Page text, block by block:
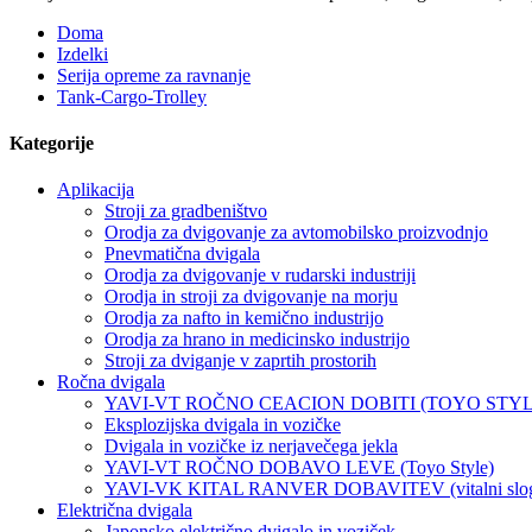
Doma
Izdelki
Serija opreme za ravnanje
Tank-Cargo-Trolley
Kategorije
Aplikacija
Stroji za gradbeništvo
Orodja za dvigovanje za avtomobilsko proizvodnjo
Pnevmatična dvigala
Orodja za dvigovanje v rudarski industriji
Orodja in stroji za dvigovanje na morju
Orodja za nafto in kemično industrijo
Orodja za hrano in medicinsko industrijo
Stroji za dviganje v zaprtih prostorih
Ročna dvigala
YAVI-VT ROČNO CEACION DOBITI (TOYO
Eksplozijska dvigala in vozičke
Dvigala in vozičke iz nerjavečega jekla
YAVI-VT ROČNO DOBAVO LEVE (Toyo Style)
YAVI-VK KITAL RANVER DOBAVITEV (vitalni
Električna dvigala